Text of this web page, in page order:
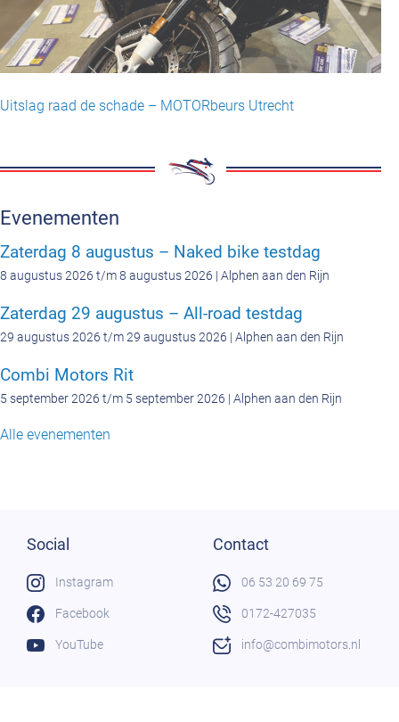
Uitslag raad de schade – MOTORbeurs Utrecht
Evenementen
Zaterdag 8 augustus – Naked bike testdag
8 augustus 2026 t/m 8 augustus 2026 | Alphen aan den Rijn
Zaterdag 29 augustus – All-road testdag
29 augustus 2026 t/m 29 augustus 2026 | Alphen aan den Rijn
Combi Motors Rit
5 september 2026 t/m 5 september 2026 | Alphen aan den Rijn
Alle evenementen
Social
Instagram
Facebook
YouTube
Contact
06 53 20 69 75
0172-427035
info@combimotors.nl